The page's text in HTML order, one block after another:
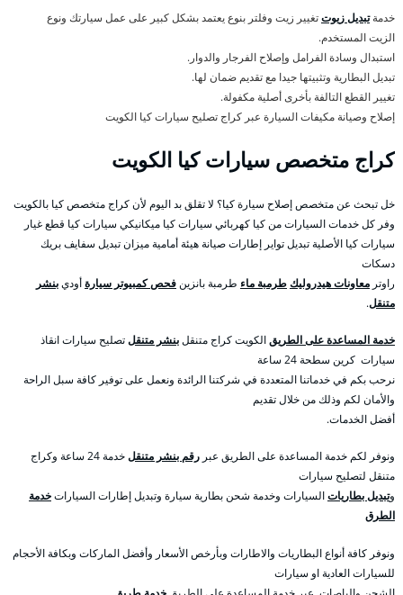
خدمةتبديل زيوتتغيير زيت وفلتر بنوع يعتمد بشكل كبير على عمل سيارتك ونوع
الزيت المستخدم.
استبدال وسادة الفرامل وإصلاح الفرجار والدوار.
تبديل البطارية وتثبيتها جيدا مع تقديم ضمان لها.
تغيير القطع التالفة بأخرى أصلية مكفولة.
إصلاح وصيانة مكيفات السيارة عبر كراج تصليح سيارات كيا الكويت
كراج متخصص سيارات كيا الكويت
خل تبحث عن متخصص إصلاح سيارة كيا؟ لا تقلق بد اليوم لأن كراج متخصص كيا بالكويت
وفر كل خدمات السيارات من كيا كهربائي سيارات كيا ميكانيكي سيارات كيا قطع غيار
سيارات كيا الأصلية تبديل تواير إطارات صيانة هيئة أمامية ميزان تبديل سفايف بريك
دسكات
راوتر معاونات هيدروليك طرمبة ماء طرمبة بانزينفحص كمبيوتر سيارةأوديبنشر
متنقل.
خدمة المساعدة على الطريقالكويت كراج متنقلبنشر متنقلتصليح سيارات انقاذ
سيارات كرين سطحة 24 ساعة
نرحب بكم في خدماتنا المتعددة في شركتنا الرائدة ونعمل على توفير كافة سبل الراحة
والأمان لكم وذلك من خلال تقديم
أفضل الخدمات.
ونوفر لكم خدمة المساعدة على الطريق عبر رقم بنشر متنقل
خدمة 24 ساعة وكراج
متنقل لتصليح سيارات
وتبديل بطارياتالسيارات وخدمة شحن بطارية سيارة وتبديل إطارات السياراتخدمة
الطرق
ونوفر كافة أنواع البطاريات والاطارات وبأرخص الأسعار وأفضل الماركات وبكافة الأحجام
للسيارات العادية او سيارات